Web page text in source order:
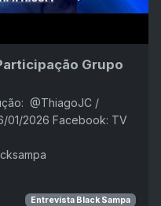
Grupo
@ThiagoJC /
01/2026 Facebook: TV
Entrevista Black Sampa